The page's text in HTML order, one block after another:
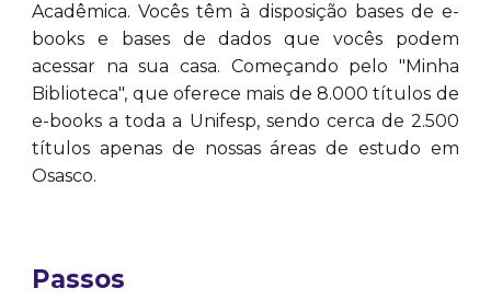
Acadêmica. Vocês têm à disposição bases de e-
books e bases de dados que vocês podem
acessar na sua casa. Começando pelo "Minha
Biblioteca", que oferece mais de 8.000 títulos de
e-books a toda a Unifesp, sendo cerca de 2.500
títulos apenas de nossas áreas de estudo em
Osasco.
Passos